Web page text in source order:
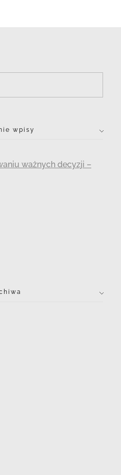
wpisy
ważnych decyzji –